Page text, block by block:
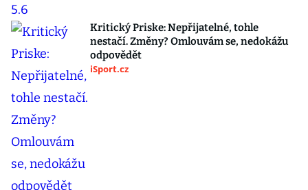
Kritický Priske: Nepřijatelné, tohle
nestačí. Změny? Omlouvám se, nedokážu
odpovědět
iSport.cz